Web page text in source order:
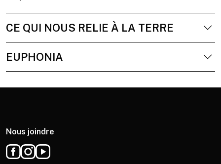
CE QUI NOUS RELIE À LA TERRE
EUPHONIA
Nous joindre